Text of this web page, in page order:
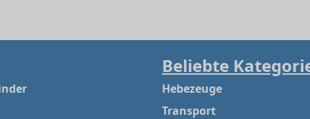
Beliebte
Hebezeuge
Transport